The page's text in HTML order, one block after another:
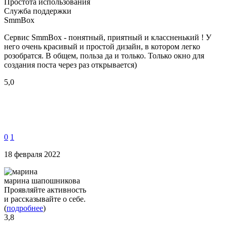
Служба поддержки
SmmBox
Сервис SmmBox - понятный, приятный и классненький ! У
него очень красивый и простой дизайн, в котором легко
розобратся. В общем, польза да и только. Только окно для
создания поста через раз открывается)
5,0
0 1
18 февраля 2022
марина шапошникова
Проявляйте активность
и рассказывайте о себе.
(подробнее)
3,8